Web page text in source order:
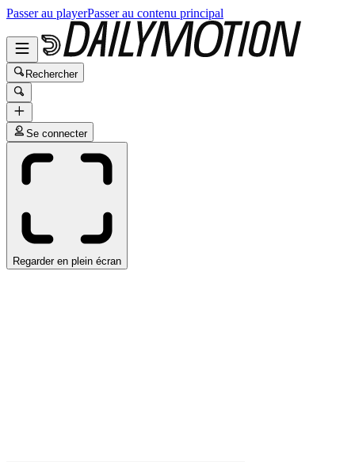
Passer au playerPasser au contenu principal
Rechercher
Se connecter
Regarder en plein écran